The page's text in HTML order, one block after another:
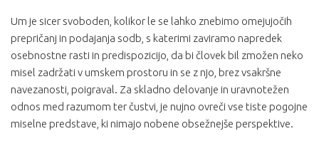
Um je sicer svoboden, kolikor le se lahko znebimo omejujočih
prepričanj in podajanja sodb, s katerimi zaviramo napredek
osebnostne rasti in predispozicijo, da bi človek bil zmožen neko
misel zadržati v umskem prostoru in se z njo, brez vsakršne
navezanosti, poigraval. Za skladno delovanje in uravnotežen
odnos med razumom ter čustvi, je nujno ovreči vse tiste pogojne
miselne predstave, ki nimajo nobene obsežnejše perspektive.